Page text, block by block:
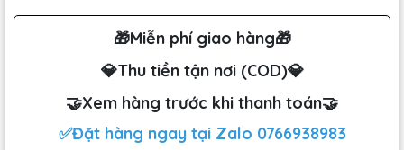
🎁Miễn phí giao hàng🎁
💎Thu tiền tận nơi (COD)💎
🤝Xem hàng trước khi thanh toán🤝
✅Đặt hàng ngay tại Zalo 0766938983